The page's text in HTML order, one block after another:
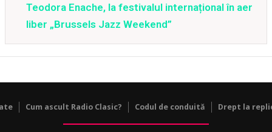
Teodora Enache, la festivalul internațional în aer
liber „Brussels Jazz Weekend”
Cum ascult Radio Clasic? Codul de conduită Drept la